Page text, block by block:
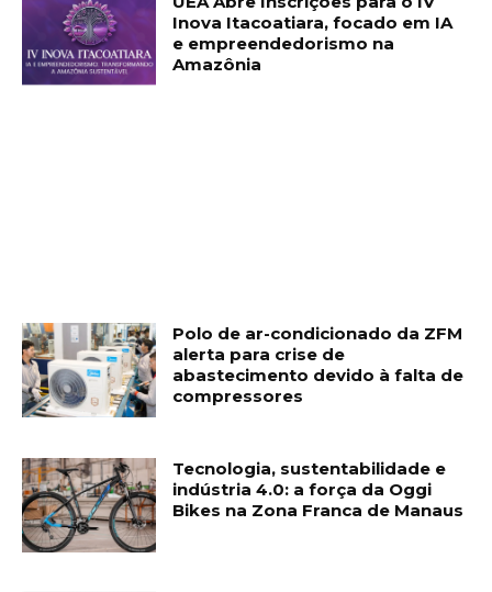
Inova Itacoatiara, focado em IA
e empreendedorismo na
Amazônia
Polo de ar-condicionado da ZFM
alerta para crise de
abastecimento devido à falta de
compressores
Tecnologia, sustentabilidade e
indústria 4.0: a força da Oggi
Bikes na Zona Franca de Manaus